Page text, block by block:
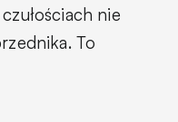
nie
To